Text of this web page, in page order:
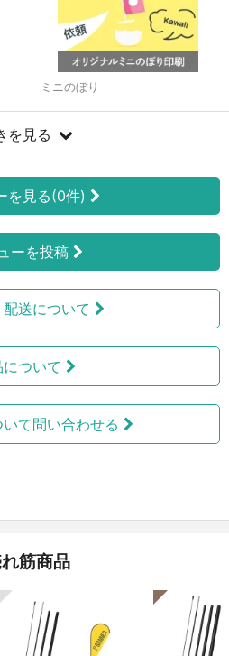
ミニのぼり
を見る
を見る(0件)
ーを投稿
送について
ついて
て問い合わせる
筋商品